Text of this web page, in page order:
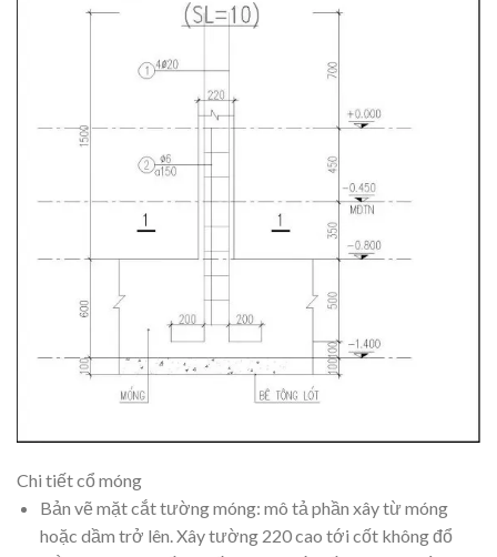
Chi tiết cổ móng
Bản vẽ mặt cắt tường móng: mô tả phần xây từ móng
hoặc dầm trở lên. Xây tường 220 cao tới cốt không đổ